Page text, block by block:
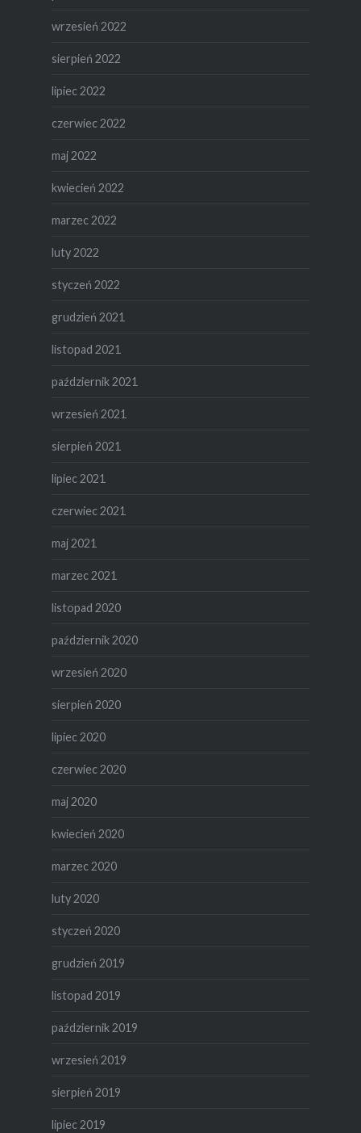
wrzesień 2022
sierpień 2022
lipiec 2022
czerwiec 2022
maj 2022
kwiecień 2022
marzec 2022
luty 2022
styczeń 2022
grudzień 2021
listopad 2021
październik 2021
wrzesień 2021
sierpień 2021
lipiec 2021
czerwiec 2021
maj 2021
marzec 2021
listopad 2020
październik 2020
wrzesień 2020
sierpień 2020
lipiec 2020
czerwiec 2020
maj 2020
kwiecień 2020
marzec 2020
luty 2020
styczeń 2020
grudzień 2019
listopad 2019
październik 2019
wrzesień 2019
sierpień 2019
lipiec 2019